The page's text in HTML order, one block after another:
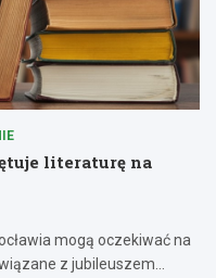
literaturę na
mogą oczekiwać na
z jubileuszem…